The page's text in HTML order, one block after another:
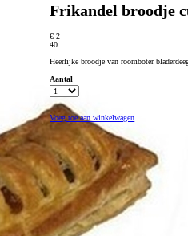
Frikandel broodje
€ 2
40
Heerlijke broodje van roomboter
Aantal
Voeg toe aan winkelwagen